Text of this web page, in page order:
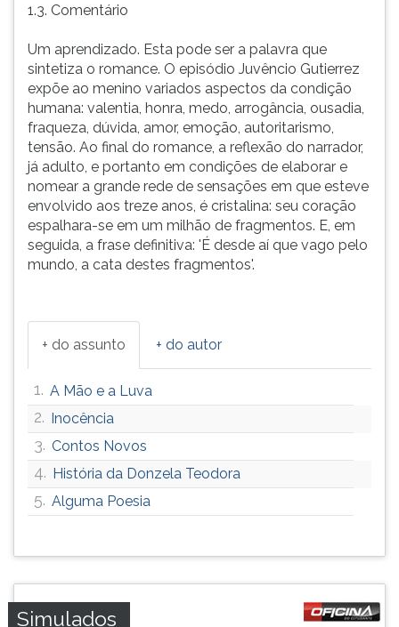
1.3. Comentário
Um aprendizado. Esta pode ser a palavra que
sintetiza o romance. O episódio Juvêncio Gutierrez
expõe ao menino variados aspectos da condição
humana: valentia, honra, medo, arrogância, ousadia,
fraqueza, dúvida, amor, emoção, autoritarismo,
tensão. Ao final do romance, a reflexão do narrador,
já adulto, e portanto em condições de elaborar e
nomear a grande rede de sensações em que esteve
envolvido aos treze anos, é cristalina: seu coração
espalhara-se em um milhão de fragmentos. E, em
seguida, a frase definitiva: 'É desde aí que vago pelo
mundo, a cata destes fragmentos'.
+ do assunto + do autor
1. A Mão e a Luva
2. Inocência
3. Contos Novos
4. História da Donzela Teodora
5. Alguma Poesia
Simulados